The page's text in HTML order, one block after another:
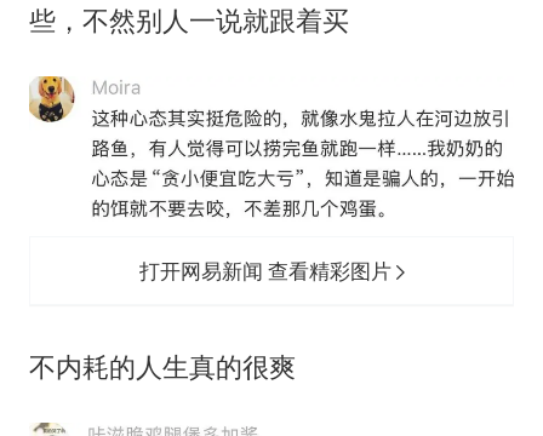
些，不然别人一说就跟着买
打开网易新闻 查看精彩图片
‬不内耗的人生真的很爽